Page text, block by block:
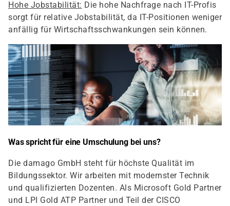
Hohe Jobstabilität: Die hohe Nachfrage nach IT-Profis
sorgt für relative Jobstabilität, da IT-Positionen weniger
anfällig für Wirtschaftsschwankungen sein können.
Was spricht für eine Umschulung bei uns?
Die damago GmbH steht für höchste Qualität im
Bildungssektor. Wir arbeiten mit modernster Technik
und qualifizierten Dozenten. Als Microsoft Gold Partner
und LPI Gold ATP Partner und Teil der CISCO